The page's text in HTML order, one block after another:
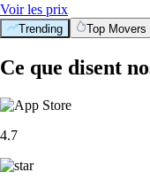
Voir les prix
Trending Top Movers
Ce que disent
4.7